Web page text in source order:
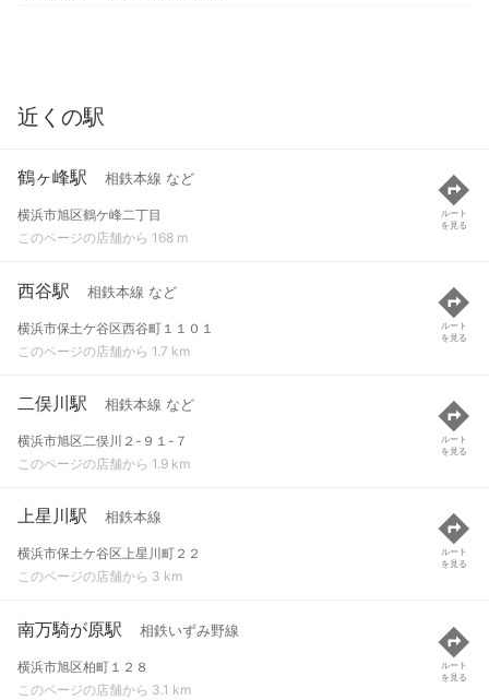
近くの駅
鶴ヶ峰駅 相鉄本線 など
横浜市旭区鶴ケ峰二丁目
このページの店舗から 168 m
ルート
を見る
西谷駅 相鉄本線 など
横浜市保土ケ谷区西谷町１１０１
このページの店舗から 1.7 km
ルート
を見る
二俣川駅 相鉄本線 など
横浜市旭区二俣川２-９１-７
このページの店舗から 1.9 km
ルート
を見る
上星川駅 相鉄本線
横浜市保土ケ谷区上星川町２２
このページの店舗から 3 km
ルート
を見る
南万騎が原駅 相鉄いずみ野線
横浜市旭区柏町１２８
このページの店舗から 3.1 km
ルート
を見る